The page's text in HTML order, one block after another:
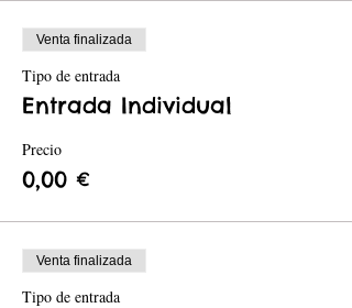
Venta finalizada
Tipo de entrada
Entrada Individual
Precio
0,00 €
Venta finalizada
Tipo de entrada